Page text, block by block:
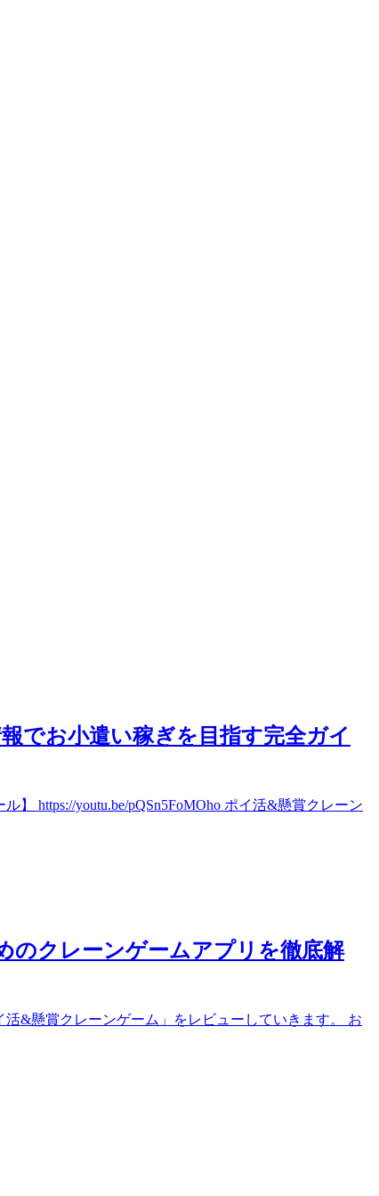
でお小遣い稼ぎを目指す完全ガイ
https://youtu.be/pQSn5FoMOho ポイ活&懸賞クレーン
のクレーンゲームアプリを徹底解
&懸賞クレーンゲーム」をレビューしていきます。 お